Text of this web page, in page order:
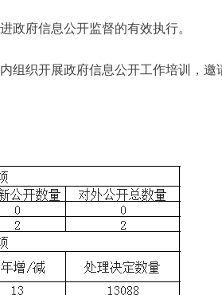
府信息公开监督的有效执行。
织开展政府信息公开工作培训，邀